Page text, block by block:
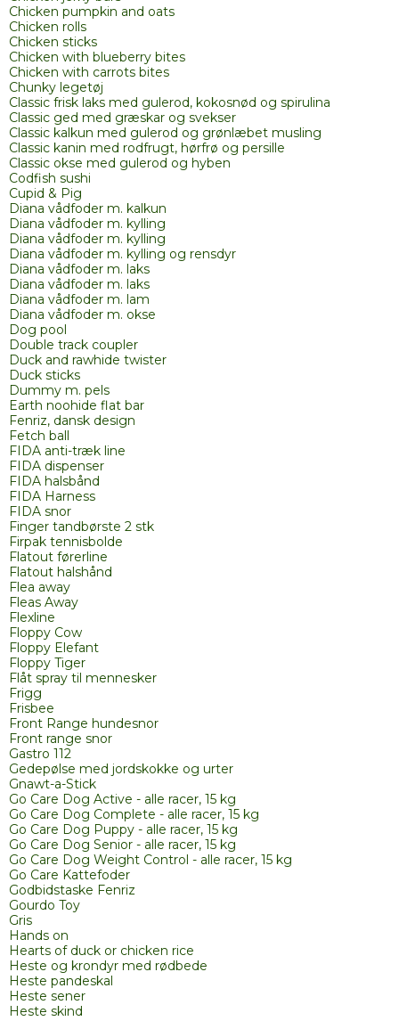
Chicken pumpkin and oats
Chicken rolls
Chicken sticks
Chicken with blueberry bites
Chicken with carrots bites
Chunky legetøj
Classic frisk laks med gulerod, kokosnød og spirulina
Classic ged med græskar og svekser
Classic kalkun med gulerod og grønlæbet musling
Classic kanin med rodfrugt, hørfrø og persille
Classic okse med gulerod og hyben
Codfish sushi
Cupid & Pig
Diana vådfoder m. kalkun
Diana vådfoder m. kylling
Diana vådfoder m. kylling
Diana vådfoder m. kylling og rensdyr
Diana vådfoder m. laks
Diana vådfoder m. laks
Diana vådfoder m. lam
Diana vådfoder m. okse
Dog pool
Double track coupler
Duck and rawhide twister
Duck sticks
Dummy m. pels
Earth noohide flat bar
Fenriz, dansk design
Fetch ball
FIDA anti-træk line
FIDA dispenser
FIDA halsbånd
FIDA Harness
FIDA snor
Finger tandbørste 2 stk
Firpak tennisbolde
Flatout førerline
Flatout halshånd
Flea away
Fleas Away
Flexline
Floppy Cow
Floppy Elefant
Floppy Tiger
Flåt spray til mennesker
Frigg
Frisbee
Front Range hundesnor
Front range snor
Gastro 112
Gedepølse med jordskokke og urter
Gnawt-a-Stick
Go Care Dog Active - alle racer, 15 kg
Go Care Dog Complete - alle racer, 15 kg
Go Care Dog Puppy - alle racer, 15 kg
Go Care Dog Senior - alle racer, 15 kg
Go Care Dog Weight Control - alle racer, 15 kg
Go Care Kattefoder
Godbidstaske Fenriz
Gourdo Toy
Gris
Hands on
Hearts of duck or chicken rice
Heste og krondyr med rødbede
Heste pandeskal
Heste sener
Heste skind